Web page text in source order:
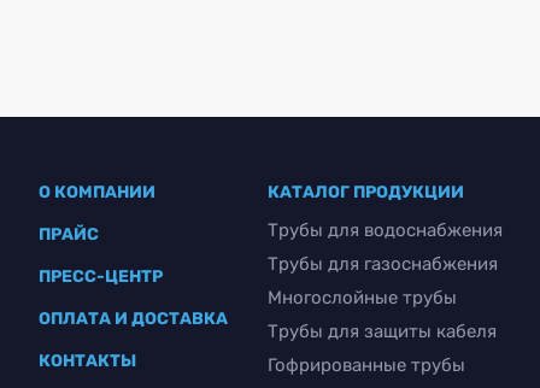
О КОМПАНИИ
ПРАЙС
ПРЕСС-ЦЕНТР
ОПЛАТА И ДОСТАВКА
КОНТАКТЫ
КАТАЛОГ ПРОДУКЦИИ
Трубы для водоснабжения
Трубы для газоснабжения
Многослойные трубы
Трубы для защиты кабеля
Гофрированные трубы